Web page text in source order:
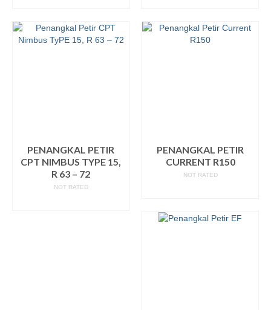
PENANGKAL PETIR
CPT NIMBUS TYPE 15,
R 63 – 72
NOT RATED
PENANGKAL PETIR
CURRENT R150
NOT RATED